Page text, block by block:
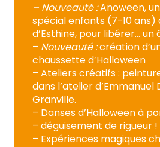
– Nouveauté :Anoween,
spécial enfants (7-10 ans)
d’Esthine, pour libérer…
– Nouveauté :création
chaussette d’Halloween
– Ateliers créatifs :
dans l’atelier d’Emmanuel
Granville.
– Danses d’Halloween à
– déguisement de rigueur !
– Expériences magiques